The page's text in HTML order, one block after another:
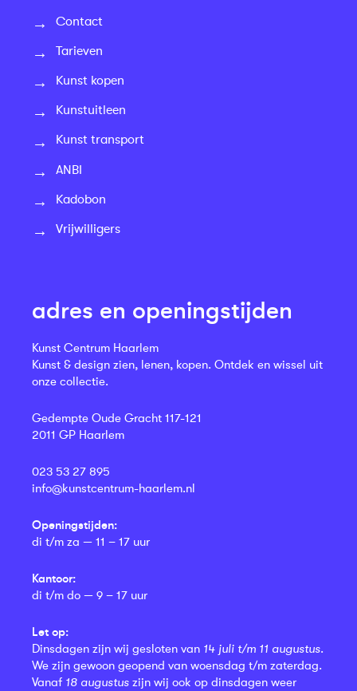
Contact
Tarieven
Kunst kopen
Kunstuitleen
Kunst transport
ANBI
Kadobon
Vrijwilligers
adres en openingstijden
Kunst Centrum Haarlem
Kunst & design zien, lenen, kopen. Ontdek en wissel uit
onze collectie.
Gedempte Oude Gracht 117-121
2011 GP Haarlem
023 53 27 895
info@kunstcentrum-haarlem.nl
Openingstijden:
di t/m za — 11 – 17 uur
Kantoor:
di t/m do — 9 – 17 uur
Let op:
Dinsdagen zijn wij gesloten van 14 juli t/m 11 augustus.
We zijn gewoon geopend van woensdag t/m zaterdag.
Vanaf 18 augustus zijn wij ook op dinsdagen weer